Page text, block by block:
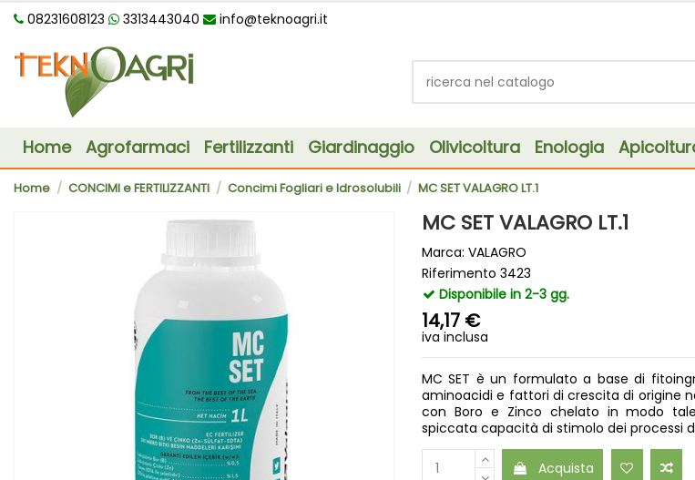
08231608123 3313443040 info@teknoagri.it
Home Agrofarmaci Fertilizzanti Giardinaggio Olivicoltura Enologia
Home CONCIMI e FERTILIZZANTI Concimi Fogliari e Idrosolubili MC SET VALAGRO LT.1
MC SET VALAGRO LT.1
Marca: VALAGRO
Riferimento 3423
Disponibile in 2-3 gg.
14,17 €
iva inclusa
MC SET è un formulato a base di
aminoacidi e fattori di crescita di origine
con Boro e Zinco chelato in modo
spiccata capacità di stimolo dei processi
Acquista